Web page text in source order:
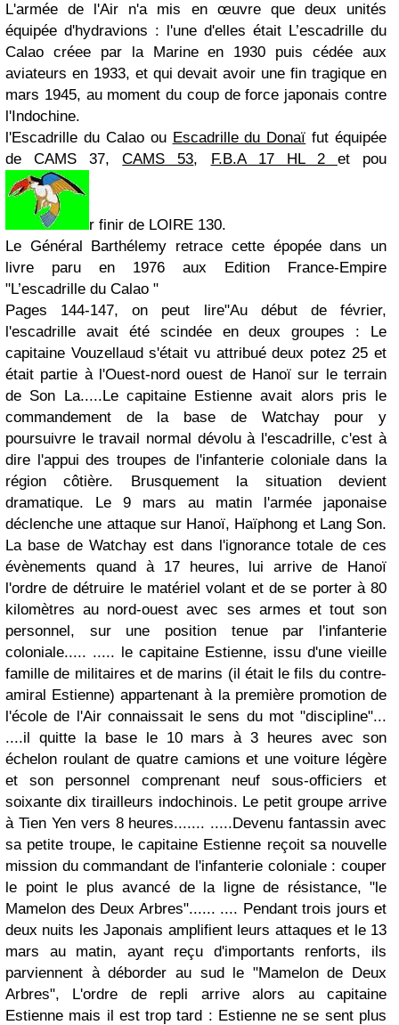
L'armée de l'Air n'a mis en œuvre que deux unités
équipée d'hydravions : l'une d'elles était L’escadrille du
Calao créee par la Marine en 1930 puis cédée aux
aviateurs en 1933, et qui devait avoir une fin tragique en
mars 1945, au moment du coup de force japonais contre
l'Indochine.
l'Escadrille du Calao ou Escadrille du Donaï fut équipée
de CAMS 37,CAMS 53, F.B.A 17 HL 2 et pou
r finir de LOIRE 130.
Le Général Barthélemy retrace cette épopée dans un
livre paru en 1976 aux Edition France-Empire
"L’escadrille du Calao "
Pages 144-147, on peut lire"Au début de février,
l'escadrille avait été scindée en deux groupes : Le
capitaine Vouzellaud s'était vu attribué deux potez 25 et
était partie à l'Ouest-nord ouest de Hanoï sur le terrain
de Son La.....Le capitaine Estienne avait alors pris le
commandement de la base de Watchay pour y
poursuivre le travail normal dévolu à l'escadrille, c'est à
dire l'appui des troupes de l'infanterie coloniale dans la
région côtière.
Brusquement la situation devient
dramatique. Le 9 mars au matin l'armée japonaise
déclenche une attaque sur Hanoï, Haïphong et Lang Son.
La base de Watchay est dans l'ignorance totale de ces
évènements quand à 17 heures, lui arrive de Hanoï
l'ordre de détruire le matériel volant et de se porter à 80
kilomètres au nord-ouest avec ses armes et tout son
personnel, sur une position tenue par l'infanterie
coloniale..... ..... le capitaine Estienne, issu d'une vieille
famille de militaires et de marins (il était le fils du contre-
amiral Estienne) appartenant à la première promotion de
l'école de l'Air connaissait le sens du mot "discipline"...
....il quitte la base le 10 mars à 3 heures avec son
échelon roulant de quatre camions et une voiture légère
et son personnel comprenant neuf sous-officiers et
soixante dix tirailleurs indochinois. Le petit groupe arrive
à Tien Yen vers 8 heures....... .....Devenu fantassin avec
sa petite troupe, le capitaine Estienne reçoit sa nouvelle
mission du commandant de l'infanterie coloniale : couper
le point le plus avancé de la ligne de résistance, "le
Mamelon des Deux Arbres"...... .... Pendant trois jours et
deux nuits les Japonais amplifient leurs attaques et le 13
mars au matin, ayant reçu d'importants renforts, ils
parviennent à déborder au sud le "Mamelon de Deux
Arbres", L'ordre de repli arrive alors au capitaine
Estienne mais il est trop tard : Estienne ne se sent plus